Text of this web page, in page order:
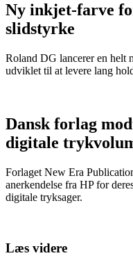
Ny inkjet-farve
slidstyrke
Roland DG lancerer en
udviklet til at levere lang
Dansk forlag
digitale
Forlaget New Era
anerkendelse fra HP for
digitale tryksager.
Læs videre